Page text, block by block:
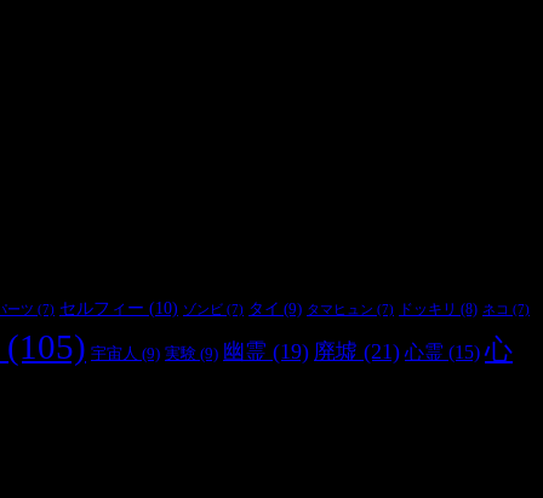
ーツ (7) セルフィー (10) ゾンビ (7) タイ (9) タマヒュン (7) ドッキリ (8) ネコ (7)
(105) 宇宙人 (9) 実験 (9) 幽霊 (19) 廃墟 (21) 心霊 (15) 心